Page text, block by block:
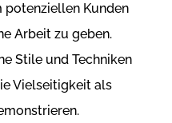
potenziellen Kunden
Arbeit zu geben.
Stile und Techniken
Vielseitigkeit als